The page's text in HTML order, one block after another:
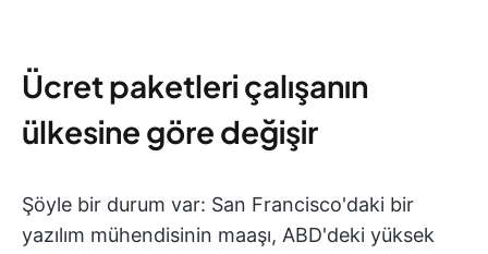
Ücret paketleri çalışanın
ülkesine göre değişir
Şöyle bir durum var: San Francisco'daki bir
yazılım mühendisinin maaşı, ABD'deki yüksek